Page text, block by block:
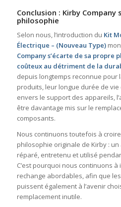
Conclusion : Kirby Company
philosophie
Selon nous, l’introduction du Kit
Électrique – (Nouveau Type)
Company s’écarte de sa propre
coûteux au détriment de la
depuis longtemps reconnue pour
produits, leur longue durée de
envers le support des appareils,
être davantage mis sur le
composants.
Nous continuons toutefois à
philosophie originale de Kirby :
réparé, entretenu et utilisé
C’est pourquoi nous continuons
rechange abordables, afin que
puissent également à l’avenir
remplacement inutile.